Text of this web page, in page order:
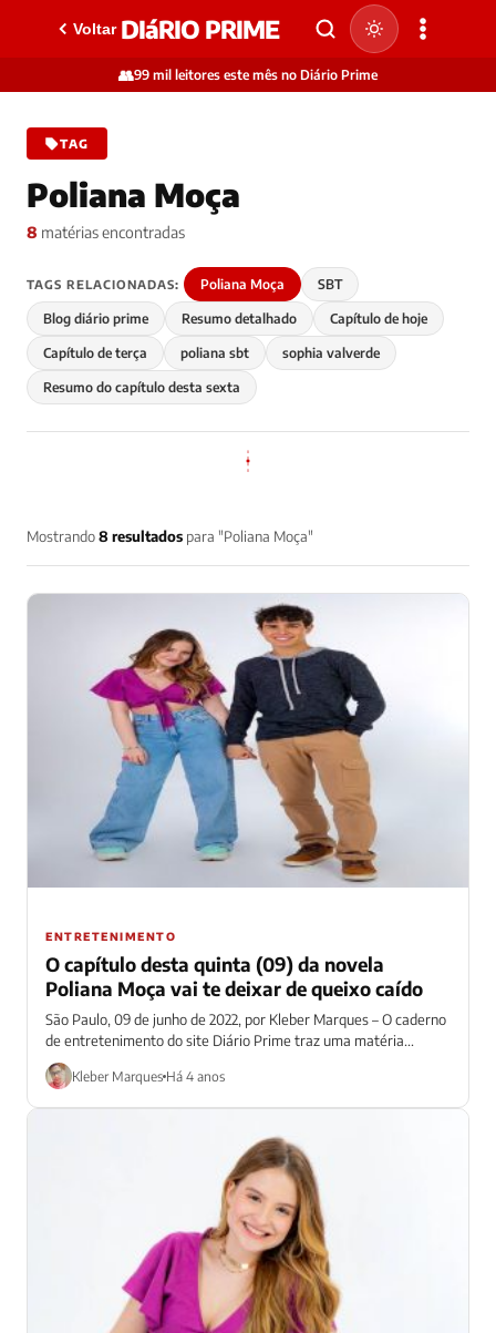
Voltar DIáRIO PRIME
👥99 mil leitores este mês no Diário Prime
TAG
Poliana Moça
8 matérias encontradas
TAGS RELACIONADAS: Poliana Moça SBT
Blog diário prime Resumo detalhado Capítulo de hoje
Capítulo de terça poliana sbt sophia valverde
Resumo do capítulo desta sexta
Mostrando8 resultados para "Poliana Moça"
ENTRETENIMENTO
O capítulo desta quinta (09) da novela
Poliana Moça vai te deixar de queixo caído
São Paulo, 09 de junho de 2022, por Kleber Marques – O caderno
de entretenimento do site Diário Prime traz uma matéria...
Kleber Marques Há 4 anos